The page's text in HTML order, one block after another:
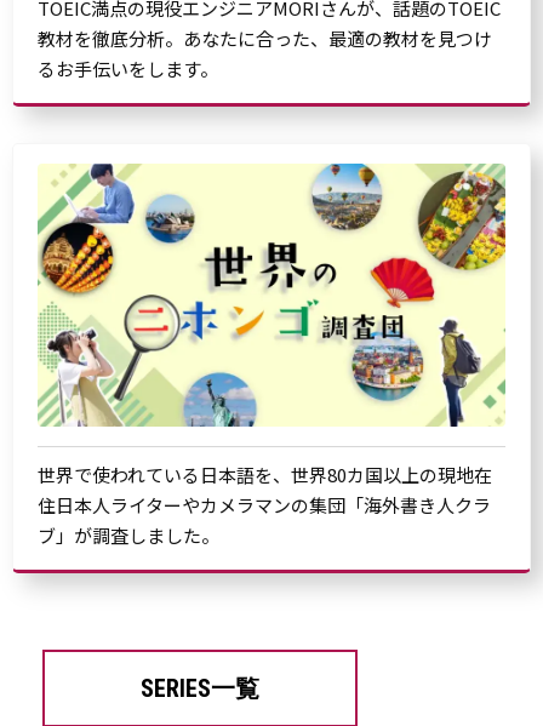
TOEIC満点の現役エンジニアMORIさんが、話題のTOEIC
教材を徹底分析。あなたに合った、最適の教材を見つけ
るお手伝いをします。
世界で使われている日本語を、世界80カ国以上の現地在
住日本人ライターやカメラマンの集団「海外書き人クラ
ブ」が調査しました。
SERIES一覧